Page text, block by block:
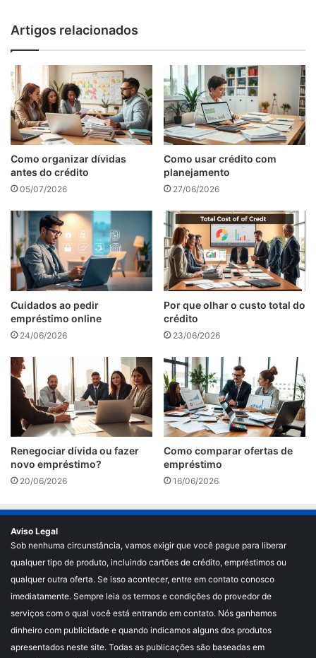
Artigos relacionados
Como organizar dívidas
antes do crédito
05/07/2026
Como usar crédito com
planejamento
27/06/2026
Cuidados ao pedir
empréstimo online
24/06/2026
Por que olhar o custo total do
crédito
23/06/2026
Renegociar dívida ou fazer
novo empréstimo?
20/06/2026
Como comparar ofertas de
empréstimo
16/06/2026
Aviso Legal
Sob nenhuma circunstância, vamos exigir que você pague para liberar
qualquer tipo de produto, incluindo cartões de crédito, empréstimos ou
qualquer outra oferta. Se isso acontecer, entre em contato conosco
imediatamente. Sempre leia os termos e condições do provedor de
serviços com o qual você está entrando em contato. Nós ganhamos
dinheiro com publicidade e quando indicamos alguns dos produtos
apresentados neste site. Todas as publicações são baseadas em